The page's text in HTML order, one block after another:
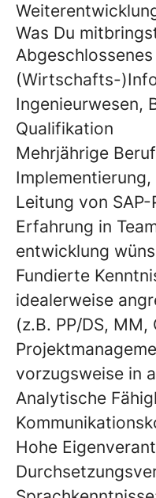
Was Du
(Wirtschafts-
Ingenieurwesen,
Qualifikation
Mehrjährige
Leitung von
Erfahrung in
entwicklung
Fundierte
idealerweise
(z.B. PP/DS, MM,
vorzugsweise in
Analytische
Hohe